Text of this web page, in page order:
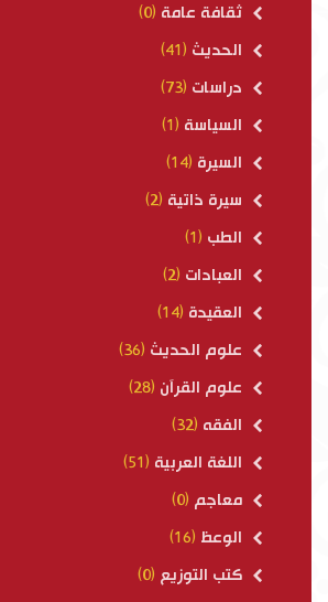
ثقافة عامة (0)
الحديث (41)
دراسات (73)
السياسة (1)
السيرة (14)
سيرة ذاتية (2)
الطب (1)
العبادات (2)
العقيدة (14)
علوم الحديث (36)
علوم القرآن (28)
الفقه (32)
اللغة العربية (51)
معاجم (0)
الوعظ (16)
كتب التوزيع (0)